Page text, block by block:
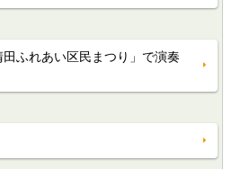
ふれあい区民まつり」で演奏